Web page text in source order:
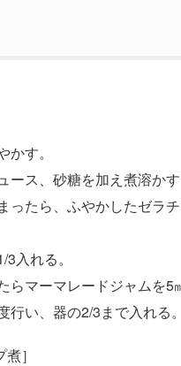
す。
ス、砂糖を加え煮溶か
たら、ふやかしたゼラチ
入れる。
マーマレードジャムを5
い、器の2/3まで入れる。
］